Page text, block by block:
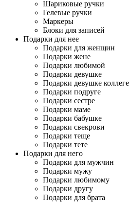
Шариковые ручки
Гелевые ручки
Маркеры
Блоки для записей
Подарки для нее
Подарки для женщин
Подарки жене
Подарки любимой
Подарки девушке
Подарки девушке коллеге
Подарки подруге
Подарки сестре
Подарки маме
Подарки бабушке
Подарки свекрови
Подарки теще
Подарки тете
Подарки для него
Подарки для мужчин
Подарки мужу
Подарки любимому
Подарки другу
Подарки для брата